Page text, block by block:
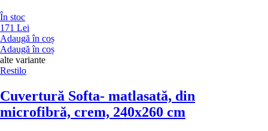
În stoc
171 Lei
Adaugă în coș
Adaugă în coș
alte variante
Restilo
Cuvertură Softa- matlasată, din
microfibră, crem, 240x260 cm